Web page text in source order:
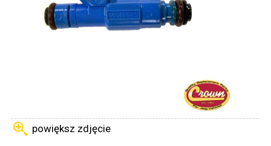
powiększ zdjęcie